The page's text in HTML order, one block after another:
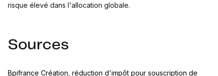
risque élevé dans l'allocation globale.
Sources
Bpifrance Création, réduction d'impôt pour souscription de